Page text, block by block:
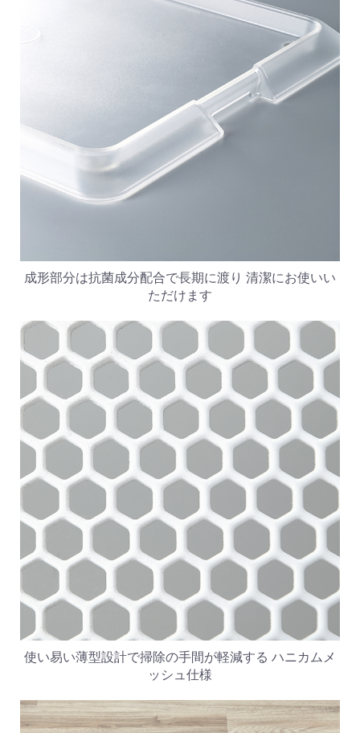
成形部分は抗菌成分配合で長期に渡り 清潔にお使いい
ただけます
使い易い薄型設計で掃除の手間が軽減する ハニカムメ
ッシュ仕様